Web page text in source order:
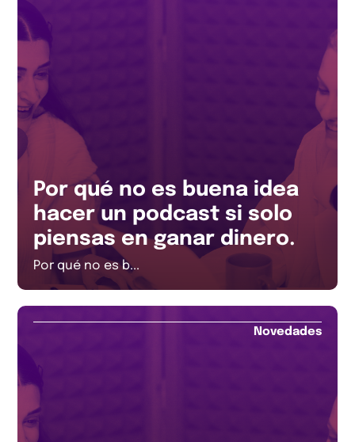
Por qué no es buena idea
hacer un podcast si solo
piensas en ganar dinero.
Por qué no es b...
Novedades